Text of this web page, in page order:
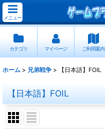
メニュー
カテゴリ マイページ ご利用案内
ホーム > 兄弟戦争 > 【日本語】FOIL
【日本語】FOIL